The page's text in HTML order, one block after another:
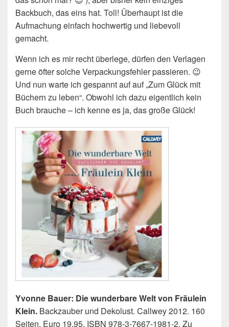
Backbuch, das eins hat. Toll! Überhaupt ist die
Aufmachung einfach hochwertig und liebevoll
gemacht.
Wenn ich es mir recht überlege, dürfen den Verlagen
gerne öfter solche Verpackungsfehler passieren. 😉
Und nun warte ich gespannt auf auf „Zum Glück mit
Büchern zu leben“. Obwohl ich dazu eigentlich kein
Buch brauche – ich kenne es ja, das große Glück!
Yvonne Bauer: Die wunderbare Welt von Fräulein
Klein. Backzauber und Dekolust. Callwey 2012. 160
Seiten, Euro 19,95, ISBN 978-3-7667-1981-2. Zu